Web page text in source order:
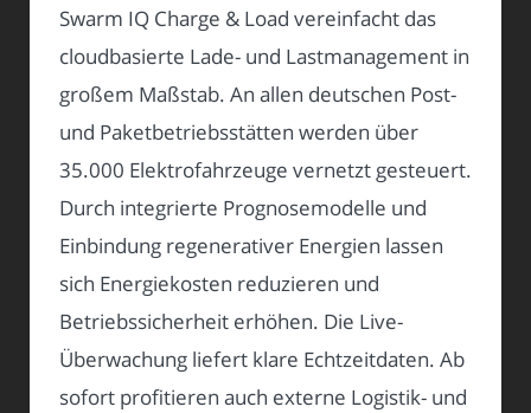
Swarm IQ Charge & Load vereinfacht das
cloudbasierte Lade- und Lastmanagement in
großem Maßstab. An allen deutschen Post-
und Paketbetriebsstätten werden über
35.000 Elektrofahrzeuge vernetzt gesteuert.
Durch integrierte Prognosemodelle und
Einbindung regenerativer Energien lassen
sich Energiekosten reduzieren und
Betriebssicherheit erhöhen. Die Live-
Überwachung liefert klare Echtzeitdaten. Ab
sofort profitieren auch externe Logistik- und